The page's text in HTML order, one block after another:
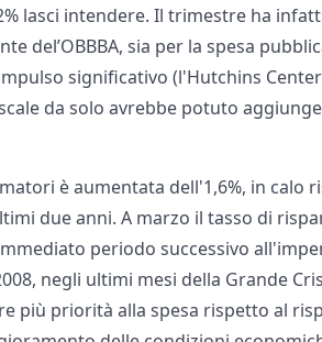
lasci intendere. Il trimestre ha
del’OBBBA, sia per la spesa
significativo (l'Hutchins
da solo avrebbe potuto
è aumentata dell'1,6%, in calo
due anni. A marzo il tasso di
periodo successivo
negli ultimi mesi della Grande
più priorità alla spesa rispetto al